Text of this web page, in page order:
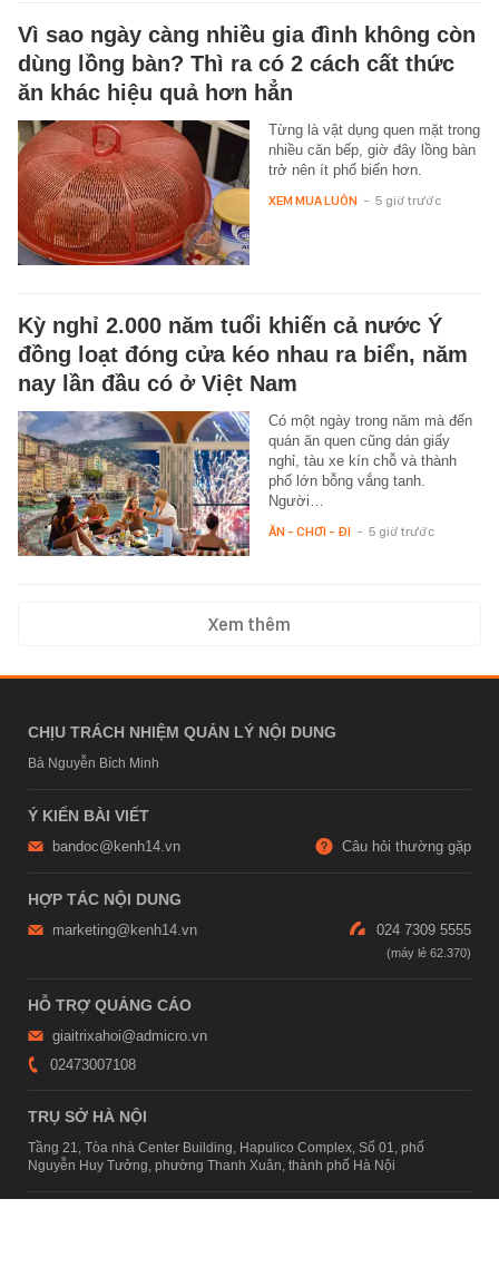
Vì sao ngày càng nhiều gia đình không còn
dùng lồng bàn? Thì ra có 2 cách cất thức
ăn khác hiệu quả hơn hẳn
Từng là vật dụng quen mặt trong
nhiều căn bếp, giờ đây lồng bàn
trở nên ít phổ biến hơn.
XEM MUA LUÔN - 5 giờ trước
Kỳ nghỉ 2.000 năm tuổi khiến cả nước Ý
đồng loạt đóng cửa kéo nhau ra biển, năm
nay lần đầu có ở Việt Nam
Có một ngày trong năm mà đến
quán ăn quen cũng dán giấy
nghỉ, tàu xe kín chỗ và thành
phố lớn bỗng vắng tanh.
Người…
ĂN - CHƠI - ĐI - 5 giờ trước
Xem thêm
CHỊU TRÁCH NHIỆM QUẢN LÝ NỘI DUNG
Bà Nguyễn Bích Minh
Ý KIẾN BÀI VIẾT
bandoc@kenh14.vn Câu hỏi thường gặp
HỢP TÁC NỘI DUNG
marketing@kenh14.vn 024 7309 5555
HỖ TRỢ QUẢNG CÁO
giaitrixahoi@admicro.vn
02473007108
TRỤ SỞ HÀ NỘI
Tầng 21, Tòa nhà Center Building, Hapulico Complex, Số 01, phố
Nguyễn Huy Tưởng, phường Thanh Xuân, thành phố Hà Nội